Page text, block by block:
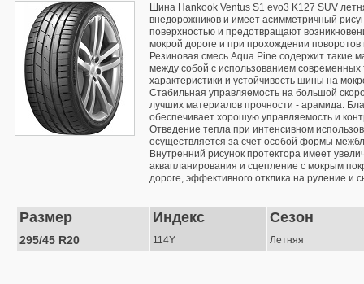
Шина Hankook Ventus S1 evo3 K127 SUV
внедорожников и имеет асимметричный
поверхностью и предотвращают
мокрой дороге и при прохождении
Резиновая смесь Aqua Pine содержит такие
между собой с использованием современных
характеристики и устойчивость шины на
Стабильная управляемость на большой
лучших материалов прочности - арамида.
обеспечивает хорошую управляемость и
Отведение тепла при интенсивном
осуществляется за счет особой формы
Внутренний рисунок протектора имеет
аквапланирования и сцепление с мокрым
дороге, эффективного отклика на руление и
Размер Индекс Сезон
295/45 R20 114Y Летняя